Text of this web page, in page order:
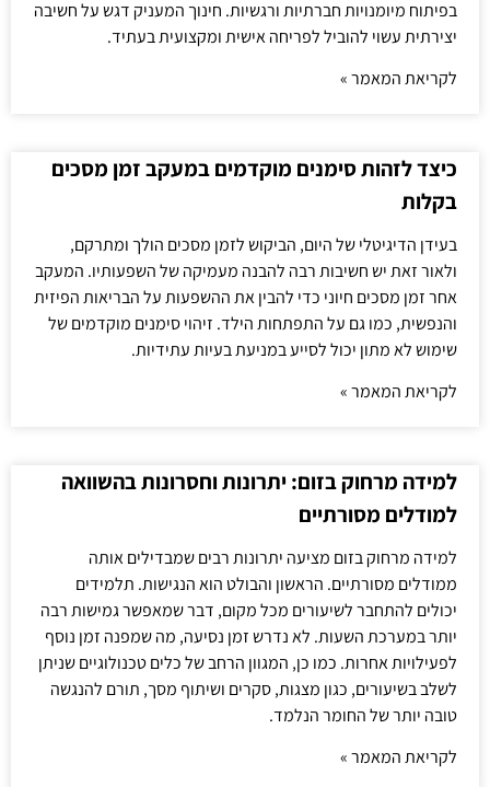
בפיתוח מיומנויות חברתיות ורגשיות. חינוך המעניק דגש על חשיבה
יצירתית עשוי להוביל לפריחה אישית ומקצועית בעתיד.
לקריאת המאמר »
כיצד לזהות סימנים מוקדמים במעקב זמן מסכים
בקלות
בעידן הדיגיטלי של היום, הביקוש לזמן מסכים הולך ומתרקם,
ולאור זאת יש חשיבות רבה להבנה מעמיקה של השפעותיו. המעקב
אחר זמן מסכים חיוני כדי להבין את ההשפעות על הבריאות הפיזית
והנפשית, כמו גם על התפתחות הילד. זיהוי סימנים מוקדמים של
שימוש לא מתון יכול לסייע במניעת בעיות עתידיות.
לקריאת המאמר »
למידה מרחוק בזום: יתרונות וחסרונות בהשוואה
למודלים מסורתיים
למידה מרחוק בזום מציעה יתרונות רבים שמבדילים אותה
ממודלים מסורתיים. הראשון והבולט הוא הנגישות. תלמידים
יכולים להתחבר לשיעורים מכל מקום, דבר שמאפשר גמישות רבה
יותר במערכת השעות. לא נדרש זמן נסיעה, מה שמפנה זמן נוסף
לפעילויות אחרות. כמו כן, המגוון הרחב של כלים טכנולוגיים שניתן
לשלב בשיעורים, כגון מצגות, סקרים ושיתוף מסך, תורם להנגשה
טובה יותר של החומר הנלמד.
לקריאת המאמר »